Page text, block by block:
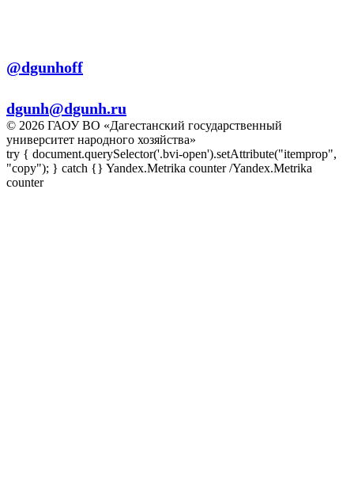
@dgunhoff
dgunh@dgunh.ru
© 2026 ГАОУ ВО «Дагестанский государственный
университет народного хозяйства»
try { document.querySelector('.bvi-open').setAttribute("itemprop",
"copy"); } catch {} Yandex.Metrika counter/Yandex.Metrika
counter